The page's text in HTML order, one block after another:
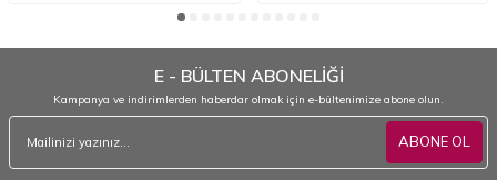
E - BÜLTEN ABONELİĞİ
Kampanya ve indirimlerden haberdar olmak için e-bültenimize abone olun.
ABONE OL